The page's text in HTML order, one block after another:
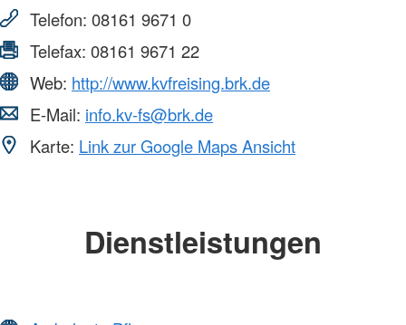
Telefon: 08161 9671 0
Telefax: 08161 9671 22
Web: http://www.kvfreising.brk.de
E-Mail: info.kv-fs@brk.de
Karte: Link zur Google Maps Ansicht
Dienstleistungen